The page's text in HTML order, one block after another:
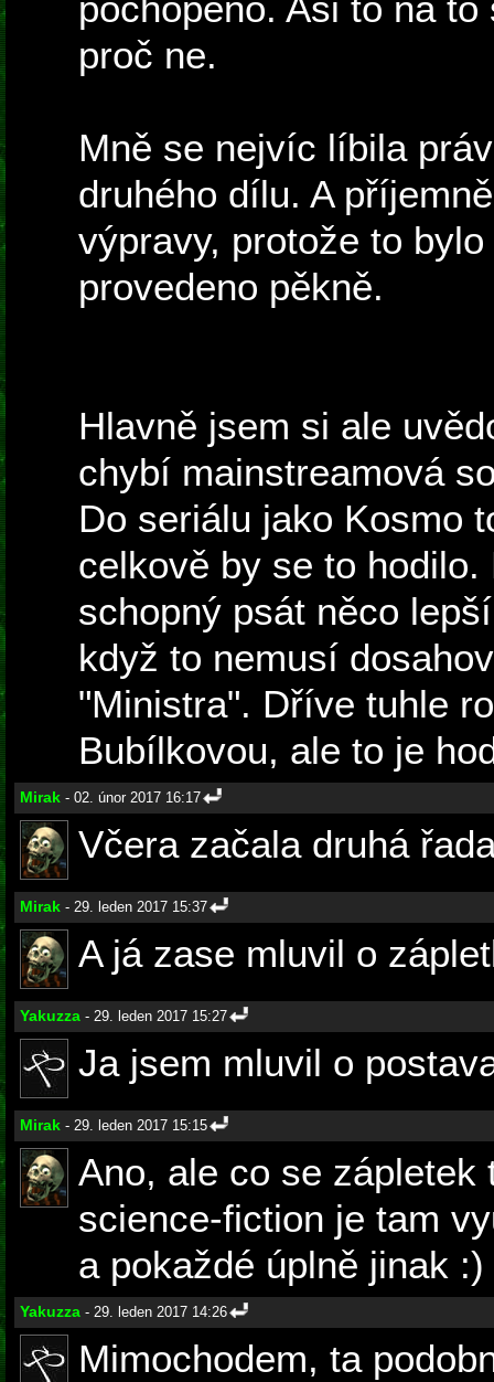
pochopeno. Asi to na
proč ne.
Mně se nejvíc líbila
druhého dílu. A
výpravy, protože to
provedeno pěkně.
Hlavně jsem si ale
chybí mainstreamová
Do seriálu jako Kosmo
celkově by se to
schopný psát něco
když to nemusí
"Ministra". Dříve tuhle
Bubílkovou, ale to je
Mirak - 02. únor 2017 16:17
Včera začala druhá
Mirak - 29. leden 2017 15:37
A já zase mluvil o
Yakuzza - 29. leden 2017 15:27
Ja jsem mluvil o
Mirak - 29. leden 2017 15:15
Ano, ale co se zápletek
science-fiction je tam
a pokaždé úplně jinak :)
Yakuzza - 29. leden 2017 14:26
Mimochodem, ta